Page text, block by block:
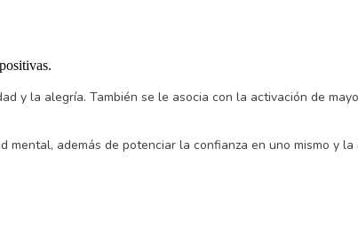
y la alegría. También se le asocia con la activación de
además de potenciar la confianza en uno mismo y la